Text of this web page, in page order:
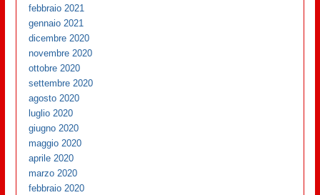
febbraio 2021
gennaio 2021
dicembre 2020
novembre 2020
ottobre 2020
settembre 2020
agosto 2020
luglio 2020
giugno 2020
maggio 2020
aprile 2020
marzo 2020
febbraio 2020